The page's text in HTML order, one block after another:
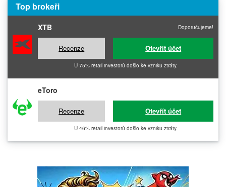
Top brokeři
XTB Doporučujeme!
Recenze Otevřít účet
U 75% retail investorů došlo ke vzniku ztráty.
eToro
Recenze Otevřít účet
U 46% retail investorů došlo ke vzniku ztráty.